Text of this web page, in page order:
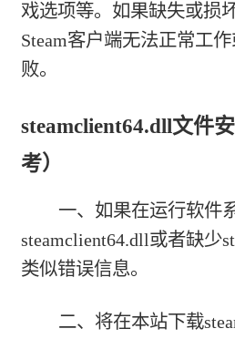
戏选项等。如果缺失或损
Steam客户端无法正常工
败。
steamclient64.dll文件
考）
一、如果在运行软件
steamclient64.dll或者缺少
类似错误信息。
二、将在本站下载